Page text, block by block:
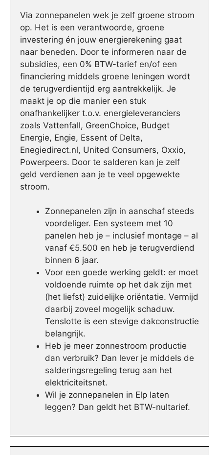
Via zonnepanelen wek je zelf groene stroom
op. Het is een verantwoorde, groene
investering én jouw energierekening gaat
naar beneden. Door te informeren naar de
subsidies, een 0% BTW-tarief en/of een
financiering middels groene leningen wordt
de terugverdientijd erg aantrekkelijk. Je
maakt je op die manier een stuk
onafhankelijker t.o.v. energieleveranciers
zoals Vattenfall, GreenChoice, Budget
Energie, Engie, Essent of Delta,
Enegiedirect.nl, United Consumers, Oxxio,
Powerpeers. Door te salderen kan je zelf
geld verdienen aan je te veel opgewekte
stroom.
Zonnepanelen zijn in aanschaf steeds
voordeliger. Een systeem met 10
panelen heb je – inclusief montage – al
vanaf €5.500 en heb je terugverdiend
binnen 6 jaar.
Voor een goede werking geldt: er moet
voldoende ruimte op het dak zijn met
(het liefst) zuidelijke oriëntatie. Vermijd
daarbij zoveel mogelijk schaduw.
Tenslotte is een stevige dakconstructie
belangrijk.
Heb je meer zonnestroom productie
dan verbruik? Dan lever je middels de
salderingsregeling terug aan het
elektriciteitsnet.
Wil je zonnepanelen in Elp laten
leggen? Dan geldt het BTW-nultarief.